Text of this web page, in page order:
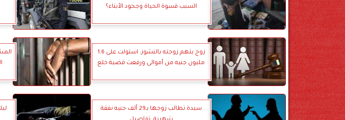
السبب قسوة الحياة وجحود الأبناء؟
زوج يتهم زوجته بالنشوز: استولت على 1.6
مليون جنيه من أموالى ورفعت قضية خلع
سيدة تطالب زوجها بـ29 ألف جنيه نفقة